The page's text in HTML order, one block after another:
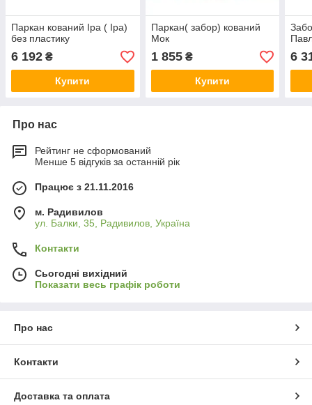
Паркан кований Іра ( Іра)
без пластику
6 192 ₴
Купити
Паркан( забор) кований
Мок
1 855₴
Купити
6
Про нас
Рейтинг не сформований
Менше 5 відгуків за останній рік
Працює з 21.11.2016
м. Радивилов
ул. Балки, 35, Радивилов, Україна
Контакти
Сьогодні вихідний
Показати весь графік роботи
Про нас
Контакти
Доставка та оплата